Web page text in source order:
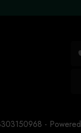
- Powered